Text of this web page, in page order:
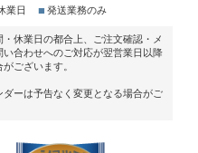
業日 ■ 発送業務のみ
休業日の都合上、ご注文確認・メ
い合わせへのご対応が翌営業日以降
ございます。
ーは予告なく変更となる場合がご